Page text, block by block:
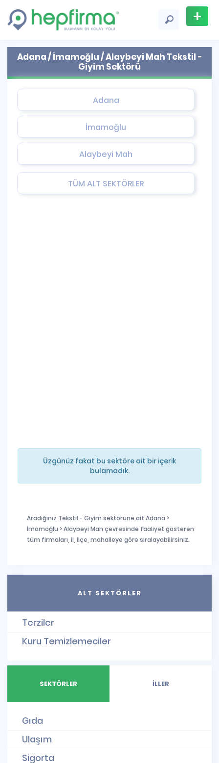
+
Ekle
Adana / İmamoğlu / Alaybeyi Mah Tekstil -
Giyim Sektörü
Üzgünüz fakat bu sektöre ait bir içerik
bulamadık.
Aradığınız Tekstil - Giyim sektörüne ait Adana >
İmamoğlu > Alaybeyi Mah çevresinde faaliyet gösteren
tüm firmaları, il, ilçe, mahalleye göre sıralayabilirsiniz.
ALT SEKTÖRLER
Terziler
Kuru Temizlemeciler
SEKTÖRLER İLLER
Gıda
Ulaşım
Sigorta